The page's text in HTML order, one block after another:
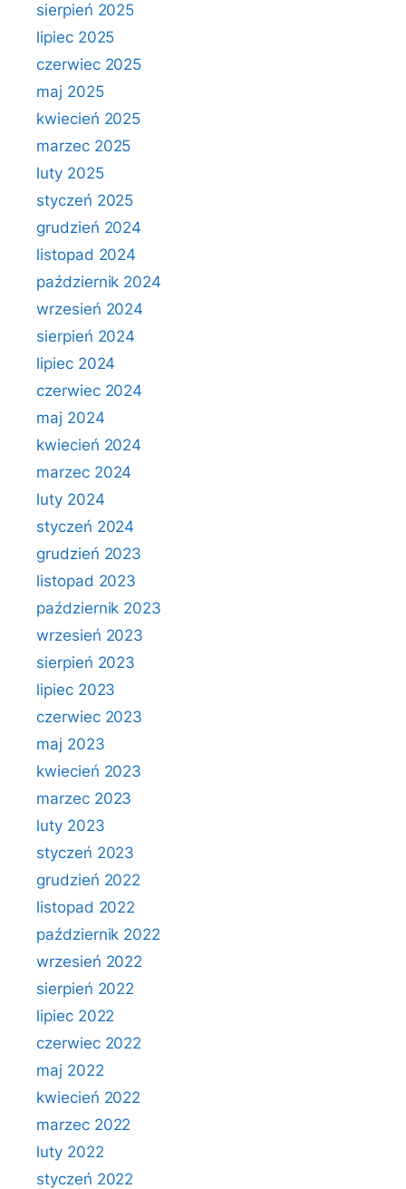
sierpień 2025
lipiec 2025
czerwiec 2025
maj 2025
kwiecień 2025
marzec 2025
luty 2025
styczeń 2025
grudzień 2024
listopad 2024
październik 2024
wrzesień 2024
sierpień 2024
lipiec 2024
czerwiec 2024
maj 2024
kwiecień 2024
marzec 2024
luty 2024
styczeń 2024
grudzień 2023
listopad 2023
październik 2023
wrzesień 2023
sierpień 2023
lipiec 2023
czerwiec 2023
maj 2023
kwiecień 2023
marzec 2023
luty 2023
styczeń 2023
grudzień 2022
listopad 2022
październik 2022
wrzesień 2022
sierpień 2022
lipiec 2022
czerwiec 2022
maj 2022
kwiecień 2022
marzec 2022
luty 2022
styczeń 2022